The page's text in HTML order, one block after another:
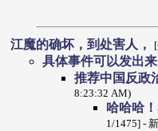
江魔的确坏，到处害人，
具体事件可以发出
推荐中国反政
8:23:32 AM)
哈哈哈
1/1475] -